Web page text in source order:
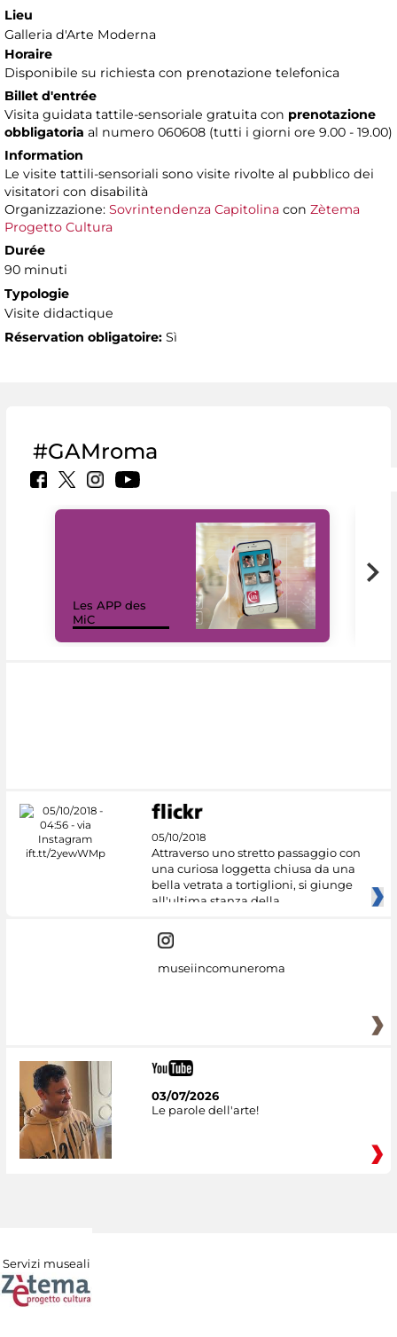
Lieu
Galleria d'Arte Moderna
Horaire
Disponibile su richiesta con prenotazione telefonica
Billet d'entrée
Visita guidata tattile-sensoriale gratuita con prenotazione
obbligatoria al numero 060608 (tutti i giorni ore 9.00 - 19.00)
Information
Le visite tattili-sensoriali sono visite rivolte al pubblico dei
visitatori con disabilità
Organizzazione: Sovrintendenza Capitolina con Zètema
Progetto Cultura
Durée
90 minuti
Typologie
Visite didactique
Réservation obligatoire: Sì
#GAMroma
Les APP des
MiC
05/10/2018
Attraverso uno stretto passaggio con
una curiosa loggetta chiusa da una
bella vetrata a tortiglioni, si giunge
all'ultima stanza della
museiincomuneroma
03/07/2026
Le parole dell'arte!
Servizi museali